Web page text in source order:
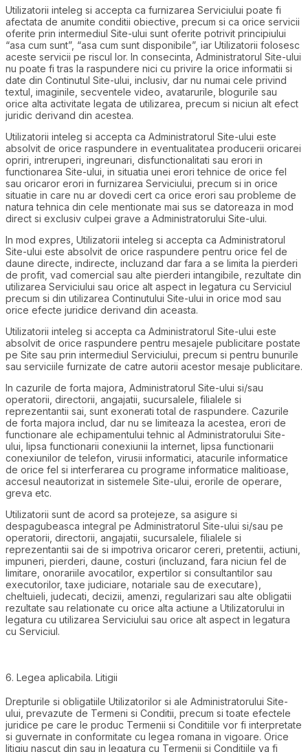
Utilizatorii inteleg si accepta ca furnizarea Serviciului poate fi
afectata de anumite conditii obiective, precum si ca orice servicii
oferite prin intermediul Site-ului sunt oferite potrivit principiului
“asa cum sunt”, “asa cum sunt disponibile”, iar Utilizatorii folosesc
aceste servicii pe riscul lor. In consecinta, Administratorul Site-ului
nu poate fi tras la raspundere nici cu privire la orice informatii si
date din Continutul Site-ului, inclusiv, dar nu numai cele privind
textul, imaginile, secventele video, avatarurile, blogurile sau
orice alta activitate legata de utilizarea, precum si niciun alt efect
juridic derivand din acestea.
Utilizatorii inteleg si accepta ca Administratorul Site-ului este
absolvit de orice raspundere in eventualitatea producerii oricarei
opriri, intreruperi, ingreunari, disfunctionalitati sau erori in
functionarea Site-ului, in situatia unei erori tehnice de orice fel
sau oricaror erori in furnizarea Serviciului, precum si in orice
situatie in care nu ar dovedi cert ca orice erori sau probleme de
natura tehnica din cele mentionate mai sus se datoreaza in mod
direct si exclusiv culpei grave a Administratorului Site-ului.
In mod expres, Utilizatorii inteleg si accepta ca Administratorul
Site-ului este absolvit de orice raspundere pentru orice fel de
daune directe, indirecte, incluzand dar fara a se limita la pierderi
de profit, vad comercial sau alte pierderi intangibile, rezultate din
utilizarea Serviciului sau orice alt aspect in legatura cu Serviciul
precum si din utilizarea Continutului Site-ului in orice mod sau
orice efecte juridice derivand din aceasta.
Utilizatorii inteleg si accepta ca Administratorul Site-ului este
absolvit de orice raspundere pentru mesajele publicitare postate
pe Site sau prin intermediul Serviciului, precum si pentru bunurile
sau serviciile furnizate de catre autorii acestor mesaje publicitare.
In cazurile de forta majora, Administratorul Site-ului si/sau
operatorii, directorii, angajatii, sucursalele, filialele si
reprezentantii sai, sunt exonerati total de raspundere. Cazurile
de forta majora includ, dar nu se limiteaza la acestea, erori de
functionare ale echipamentului tehnic al Administratorului Site-
ului, lipsa functionarii conexiunii la internet, lipsa functionarii
conexiunilor de telefon, virusii informatici, atacurile informatice
de orice fel si interferarea cu programe informatice malitioase,
accesul neautorizat in sistemele Site-ului, erorile de operare,
greva etc.
Utilizatorii sunt de acord sa protejeze, sa asigure si
despagubeasca integral pe Administratorul Site-ului si/sau pe
operatorii, directorii, angajatii, sucursalele, filialele si
reprezentantii sai de si impotriva oricaror cereri, pretentii, actiuni,
impuneri, pierderi, daune, costuri (incluzand, fara niciun fel de
limitare, onorariile avocatilor, expertilor si consultantilor sau
executorilor, taxe judiciare, notariale sau de executare),
cheltuieli, judecati, decizii, amenzi, regularizari sau alte obligatii
rezultate sau relationate cu orice alta actiune a Utilizatorului in
legatura cu utilizarea Serviciului sau orice alt aspect in legatura
cu Serviciul.
6. Legea aplicabila. Litigii
Drepturile si obligatiile Utilizatorilor si ale Administratorului Site-
ului, prevazute de Termeni si Conditii, precum si toate efectele
juridice pe care le produc Termenii si Conditiile vor fi interpretate
si guvernate in conformitate cu legea romana in vigoare. Orice
litigiu nascut din sau in legatura cu Termenii si Conditiile va fi